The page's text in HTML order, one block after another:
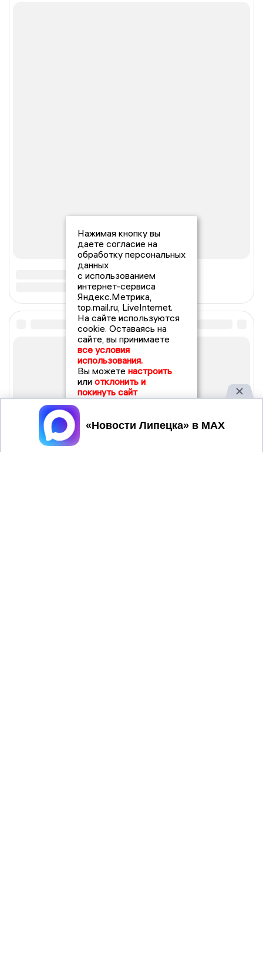
Нажимая кнопку вы
даете согласие на
обработку персональных
данных
с использованием
интернет-сервиса
Яндекс.Метрика,
top.mail.ru, LiveInternet.
На сайте используются
cookie. Оставаясь на
сайте, вы принимаете
все условия
использования.
Вы можете настроить
или отклонить и
покинуть сайт
Принять